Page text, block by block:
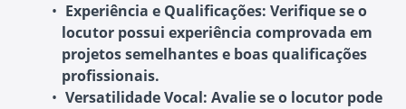
Experiência e Qualificações: Verifique se o
locutor possui experiência comprovada em
projetos semelhantes e boas qualificações
profissionais.
Versatilidade Vocal: Avalie se o locutor pode